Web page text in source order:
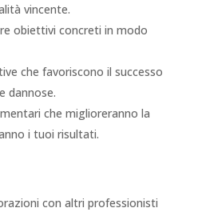
vincente.
obiettivi concreti in modo
che favoriscono il successo
dannose.
che miglioreranno la
i tuoi risultati.
con altri professionisti